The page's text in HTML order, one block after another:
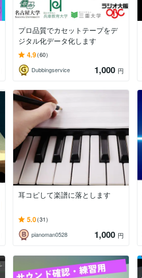
プロ品質でカセットテープをデ
ジタル化データ化します
4.9(60)
Dubbingservice
1,000 円
耳コピして楽譜に落とします
5.0(31)
pianoman0528
1,000 円